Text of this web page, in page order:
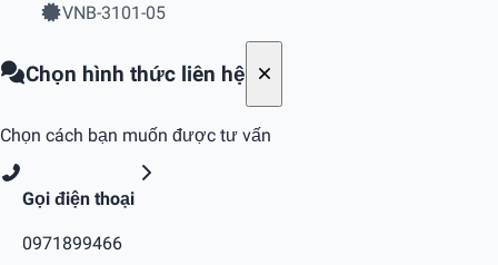
VNB-3101-05
Chọn hình thức liên hệ
Chọn cách bạn muốn được tư vấn
Gọi điện thoại
0971899466